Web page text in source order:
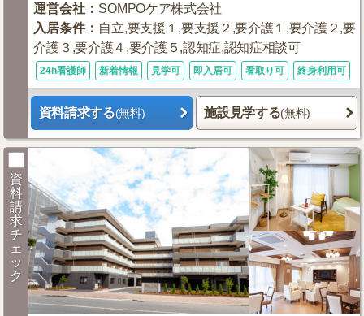
運営会社 ： SOMPOケア株式会社
入居条件： 自立,要支援１,要支援２,要介護１,要介護２,要
介護３,要介護４,要介護５,認知症,認知症相談可
24h看護師 新着情報 見学可 即入居可 看取り可 終身利用可
資料請求する(無料) 施設見学する(無料)
資
料
請
求
チ
ェ
ッ
ク